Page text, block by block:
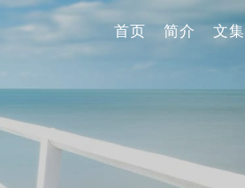
首页 简介 文集